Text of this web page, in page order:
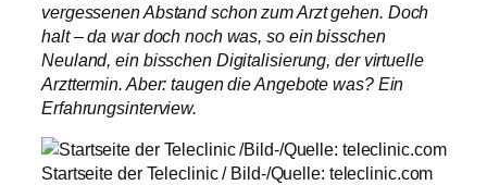
vergessenen Abstand schon zum Arzt gehen. Doch
halt – da war doch noch was, so ein bisschen
Neuland, ein bisschen Digitalisierung, der virtuelle
Arzttermin. Aber: taugen die Angebote was? Ein
Erfahrungsinterview.
Startseite der Teleclinic / Bild-/Quelle: teleclinic.com